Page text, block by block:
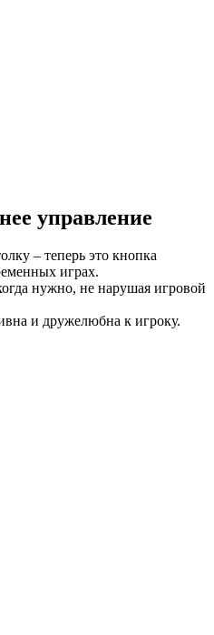
управление
– теперь это кнопка
играх.
нужно, не нарушая игровой
и дружелюбна к игроку.